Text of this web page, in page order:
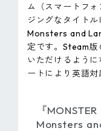
ム（スマートフ
ジングなタイト
Monsters and
定です。Steam
いただけるよう
ートにより英語対
『
Monsters